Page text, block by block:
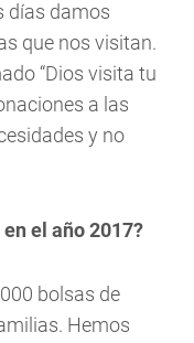
días damos
que nos visitan.
“Dios visita tu
a las
y no
el año 2017?
bolsas de
Hemos